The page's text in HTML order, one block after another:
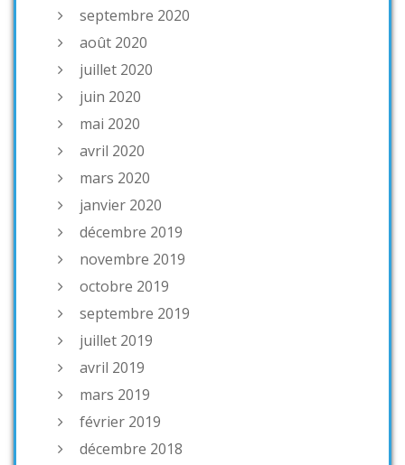
septembre 2020
août 2020
juillet 2020
juin 2020
mai 2020
avril 2020
mars 2020
janvier 2020
décembre 2019
novembre 2019
octobre 2019
septembre 2019
juillet 2019
avril 2019
mars 2019
février 2019
décembre 2018